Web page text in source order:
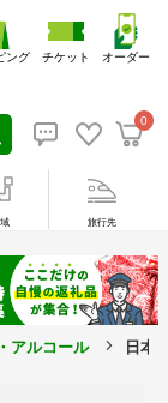
0
ング チケット オーダー
旅行先
アルコール 日本